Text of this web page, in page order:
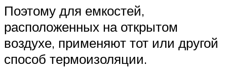
Поэтому для емкостей,
расположенных на открытом
воздухе, применяют тот или другой
способ термоизоляции.